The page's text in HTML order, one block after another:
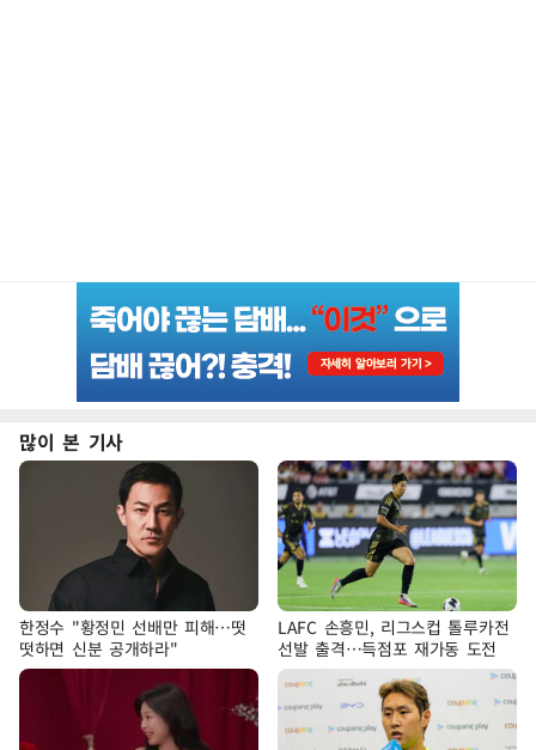
많이 본 기사
한정수 "황정민 선배만 피해…떳
떳하면 신분 공개하라"
LAFC 손흥민, 리그스컵 톨루카전
선발 출격…득점포 재가동 도전